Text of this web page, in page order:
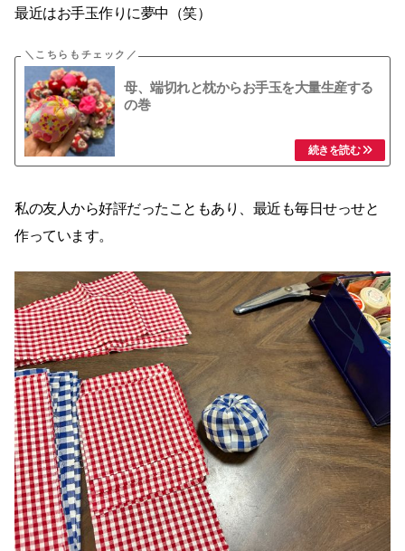
最近はお手玉作りに夢中（笑）
母、端切れと枕からお手玉を大量生産する
の巻
私の友人から好評だったこともあり、最近も毎日せっせと
作っています。